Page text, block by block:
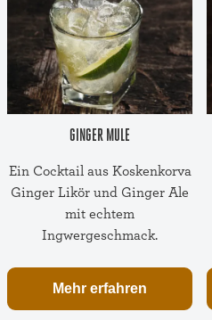
GINGER MULE
Ein Cocktail aus Koskenkorva
Ginger Likör und Ginger Ale
mit echtem
Ingwergeschmack.
Mehr erfahren